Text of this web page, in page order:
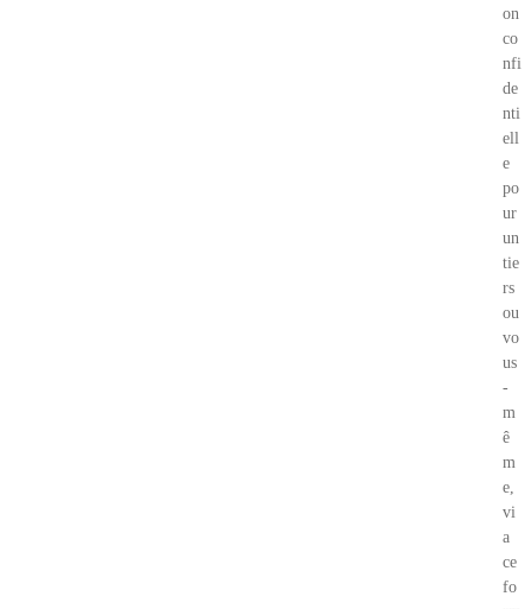
on
co
nfi
de
nti
ell
e
po
ur
un
tie
rs
ou
vo
us
-
m
ê
m
e,
vi
a
ce
fo